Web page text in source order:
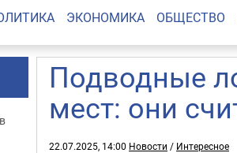
ЭКОНОМИКА ОБЩЕСТВО
Подводные
мест: они
22.07.2025, 14:00 Новости / Интересное